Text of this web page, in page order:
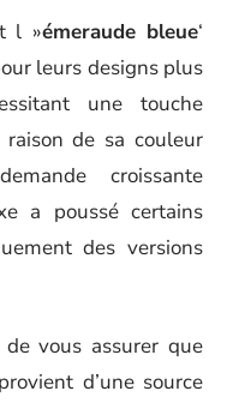
l »émeraude bleue‘
leurs designs plus
une touche
de sa couleur
croissante
a poussé certains
des versions
vous assurer que
d’une source